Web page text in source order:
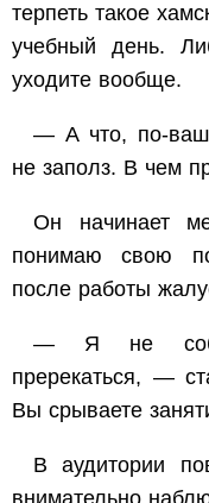
терпеть такое
учебный день.
уходите вообще.
— А что, по-
не заполз. В чем
Он начинает
понимаю свою
после работы
— Я не
пререкаться, —
Вы срываете
В аудитории